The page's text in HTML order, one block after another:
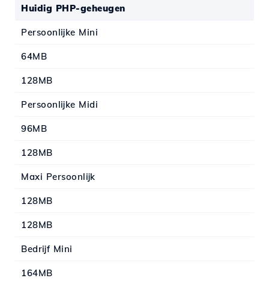
Huidig PHP-geheugen
Persoonlijke Mini
64MB
128MB
Persoonlijke Midi
96MB
128MB
Maxi Persoonlijk
128MB
128MB
Bedrijf Mini
164MB